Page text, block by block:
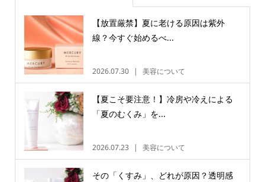
【放置厳禁】夏に老ける原因は紫外
線？今すぐ始めるべ...
2026.07.30 美容について
【夏こそ要注意！】冷房や冷えによる
「夏のむくみ」を...
2026.07.23 美容について
その「くすみ」、どれが原因？透明感